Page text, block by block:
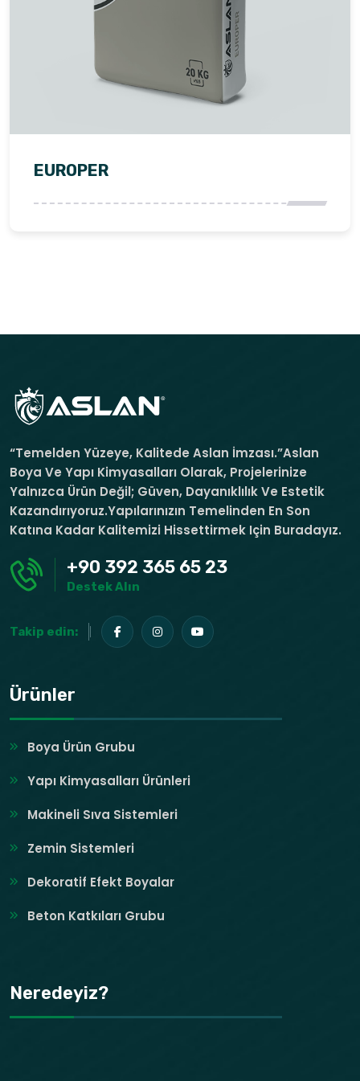
EUROPER
“Temelden Yüzeye, Kalitede Aslan İmzası.”Aslan
Boya Ve Yapı Kimyasalları Olarak, Projelerinize
Yalnızca Ürün Değil; Güven, Dayanıklılık Ve Estetik
Kazandırıyoruz.Yapılarınızın Temelinden En Son
Katına Kadar Kalitemizi Hissettirmek Için Buradayız.
+90 392 365 65 23
Destek Alın
Takip edin:
Ürünler
Boya Ürün Grubu
Yapı Kimyasalları Ürünleri
Makineli Sıva Sistemleri
Zemin Sistemleri
Dekoratif Efekt Boyalar
Beton Katkıları Grubu
Neredeyiz?